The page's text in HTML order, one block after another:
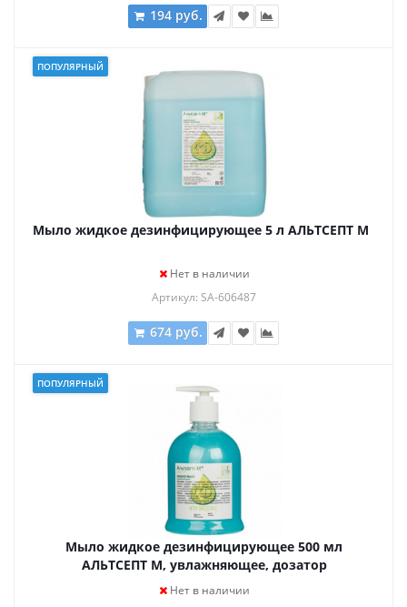
194 руб.
ПОПУЛЯРНЫЙ
Мыло жидкое дезинфицирующее 5 л АЛЬТСЕПТ М
Нет в наличии
Артикул: SA-606487
674 руб.
ПОПУЛЯРНЫЙ
Мыло жидкое дезинфицирующее 500 мл
АЛЬТСЕПТ М, увлажняющее, дозатор
Нет в наличии